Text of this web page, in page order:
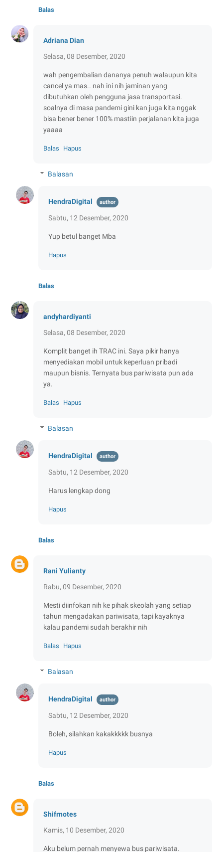
Balas
Adriana Dian
Selasa, 08 Desember, 2020
wah pengembalian dananya penuh walaupun kita
cancel ya mas.. nah ini nih jaminan yang
dibutuhkan oleh pengguna jasa transportasi.
soalnya di masa pandemi gini kan juga kita nggak
bisa bener bener 100% mastiin perjalanan kita juga
yaaaa
Balas Hapus
Balasan
HendraDigital
Sabtu, 12 Desember, 2020
Yup betul banget Mba
Hapus
Balas
andyhardiyanti
Selasa, 08 Desember, 2020
Komplit banget ih TRAC ini. Saya pikir hanya
menyediakan mobil untuk keperluan pribadi
maupun bisnis. Ternyata bus pariwisata pun ada
ya.
Balas Hapus
Balasan
HendraDigital
Sabtu, 12 Desember, 2020
Harus lengkap dong
Hapus
Balas
Rani Yulianty
Rabu, 09 Desember, 2020
Mesti diinfokan nih ke pihak skeolah yang setiap
tahun mengadakan pariwisata, tapi kayaknya
kalau pandemi sudah berakhir nih
Balas Hapus
Balasan
HendraDigital
Sabtu, 12 Desember, 2020
Boleh, silahkan kakakkkkk busnya
Hapus
Balas
Shifrnotes
Kamis, 10 Desember, 2020
Aku belum pernah menyewa bus pariwisata.